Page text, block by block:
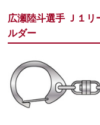
広瀬陸斗選手 Ｊ１
ルダー